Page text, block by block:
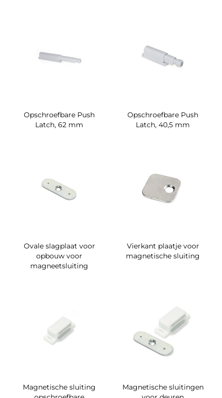
Opschroefbare Push
Latch, 62 mm
Opschroefbare Push
Latch, 40,5 mm
Ovale slagplaat voor
opbouw voor
magneetsluiting
Vierkant plaatje voor
magnetische sluiting
Magnetische sluiting
Magnetische sluitingen